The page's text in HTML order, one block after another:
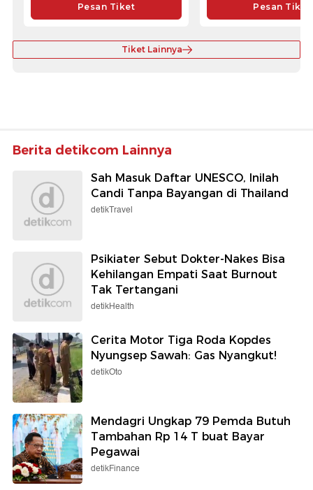
Pesan Tiket Pesan Tiket
Tiket Lainnya
Berita detikcom Lainnya
Sah Masuk Daftar UNESCO, Inilah
Candi Tanpa Bayangan di Thailand
detikTravel
Psikiater Sebut Dokter-Nakes Bisa
Kehilangan Empati Saat Burnout
Tak Tertangani
detikHealth
Cerita Motor Tiga Roda Kopdes
Nyungsep Sawah: Gas Nyangkut!
detikOto
Mendagri Ungkap 79 Pemda Butuh
Tambahan Rp 14 T buat Bayar
Pegawai
detikFinance